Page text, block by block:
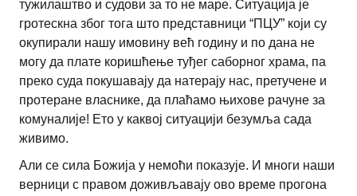
тужилаштво и судови за то не маре. Ситуација је
гротескна због тога што представници “ПЦУ” који су
окупирали нашу имовину већ годину и по дана не
могу да плате коришћење туђег саборног храма, па
преко суда покушавају да натерају нас, претучене и
протеране власнике, да плаћамо њихове рачуне за
комуналије! Ето у каквој ситуацији безумља сада
живимо.
Али се сила Божија у немоћи показује. И многи наши
верници с правом доживљавају ово време прогона